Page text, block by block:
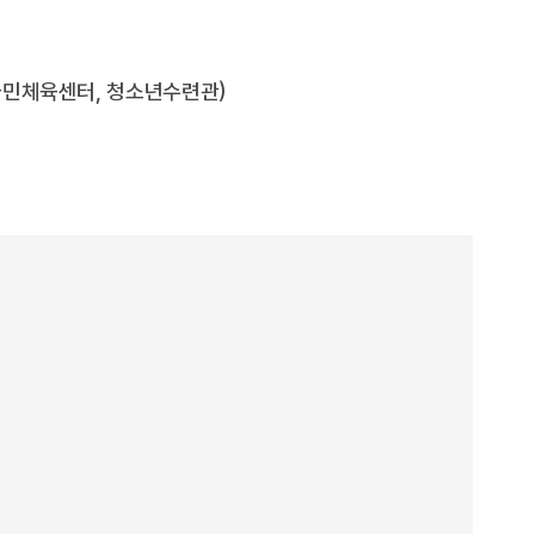
체육센터, 청소년수련관)